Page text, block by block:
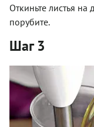
Откиньте листья
порубите.
Шаг 3